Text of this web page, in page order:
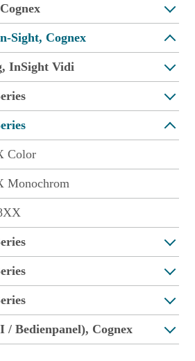
Sight, Cognex
InSight Vidi
Color
Monochrom
Bedienpanel), Cognex